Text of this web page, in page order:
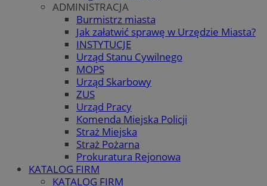
ADMINISTRACJA
Burmistrz miasta
Jak załatwić sprawę w Urzędzie Miasta?
INSTYTUCJE
Urząd Stanu Cywilnego
MOPS
Urząd Skarbowy
ZUS
Urząd Pracy
Komenda Miejska Policji
Straż Miejska
Straż Pożarna
Prokuratura Rejonowa
KATALOG FIRM
KATALOG FIRM